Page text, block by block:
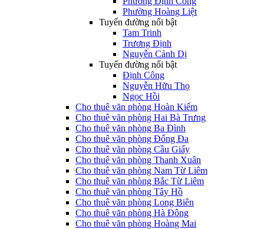
Phường Hoàng Liệt
Tuyến đường nổi bật
Tam Trinh
Trương Định
Nguyễn Cảnh Dị
Tuyến đường nổi bật
Định Công
Nguyễn Hữu Thọ
Ngọc Hồi
Cho thuê văn phòng Hoàn Kiếm
Cho thuê văn phòng Hai Bà Trưng
Cho thuê văn phòng Ba Đình
Cho thuê văn phòng Đống Đa
Cho thuê văn phòng Cầu Giấy
Cho thuê văn phòng Thanh Xuân
Cho thuê văn phòng Nam Từ Liêm
Cho thuê văn phòng Bắc Từ Liêm
Cho thuê văn phòng Tây Hồ
Cho thuê văn phòng Long Biên
Cho thuê văn phòng Hà Đông
Cho thuê văn phòng Hoàng Mai